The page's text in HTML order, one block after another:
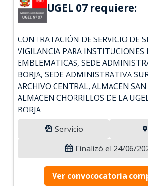
UGEL 07 requiere:
CONTRATACIÓN DE SERVICIO DE
VIGILANCIA PARA INSTITUCIONES
EMBLEMATICAS, SEDE
BORJA, SEDE ADMINISTRATIVA
ARCHIVO CENTRAL, ALMACEN SAN
ALMACEN CHORRILLOS DE LA
BORJA
Servicio
Finalizó el 24/06/
Ver convococatoria